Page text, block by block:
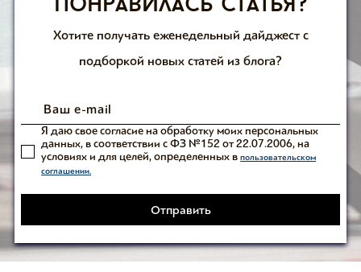
Понравилась статья?
Хотите получать еженедельный дайджест с
подборкой новых статей из блога?
Я даю свое согласие на обработку моих персональных
данных, в соответствии с ФЗ №152 от 22.07.2006, на
условиях и для целей, определенных впользовательском
соглашении.
Отправить